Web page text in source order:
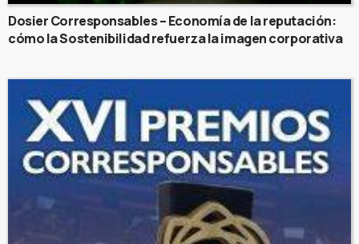
Dosier Corresponsables – Economía de la reputación:
cómo la Sostenibilidad refuerza la imagen corporativa